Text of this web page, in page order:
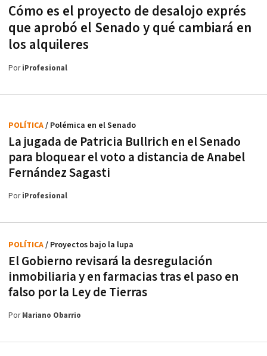
Cómo es el proyecto de desalojo exprés
que aprobó el Senado y qué cambiará en
los alquileres
PoriProfesional
La jugada de Patricia Bullrich en el Senado
para bloquear el voto a distancia de Anabel
Fernández Sagasti
POLÍTICA/ Polémica en el Senado
PoriProfesional
El Gobierno revisará la desregulación
inmobiliaria y en farmacias tras el paso en
falso por la Ley de Tierras
POLÍTICA/ Proyectos bajo la lupa
PorMariano Obarrio